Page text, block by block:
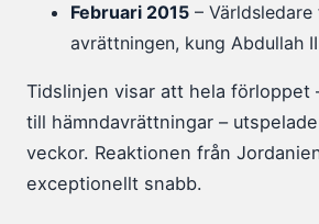
Februari 2015 –
avrättningen, kung Abdullah
Tidslinjen visar att hela förloppet
till hämndavrättningar –
veckor. Reaktionen från
exceptionellt snabb.